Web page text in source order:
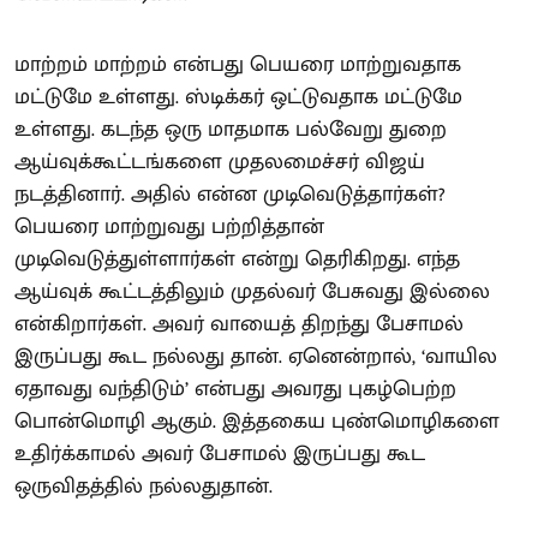
மாற்றம் மாற்றம் என்பது பெயரை மாற்றுவதாக
மட்டுமே உள்ளது. ஸ்டிக்கர் ஒட்டுவதாக மட்டுமே
உள்ளது. கடந்த ஒரு மாதமாக பல்வேறு துறை
ஆய்வுக்கூட்டங்களை முதலமைச்சர் விஜய்
நடத்தினார். அதில் என்ன முடிவெடுத்தார்கள்?
பெயரை மாற்றுவது பற்றித்தான்
முடிவெடுத்துள்ளார்கள் என்று தெரிகிறது. எந்த
ஆய்வுக் கூட்டத்திலும் முதல்வர் பேசுவது இல்லை
என்கிறார்கள். அவர் வாயைத் திறந்து பேசாமல்
இருப்பது கூட நல்லது தான். ஏனென்றால், ‘வாயில
ஏதாவது வந்திடும்’ என்பது அவரது புகழ்பெற்ற
பொன்மொழி ஆகும். இத்தகைய புண்மொழிகளை
உதிர்க்காமல் அவர் பேசாமல் இருப்பது கூட
ஒருவிதத்தில் நல்லதுதான்.